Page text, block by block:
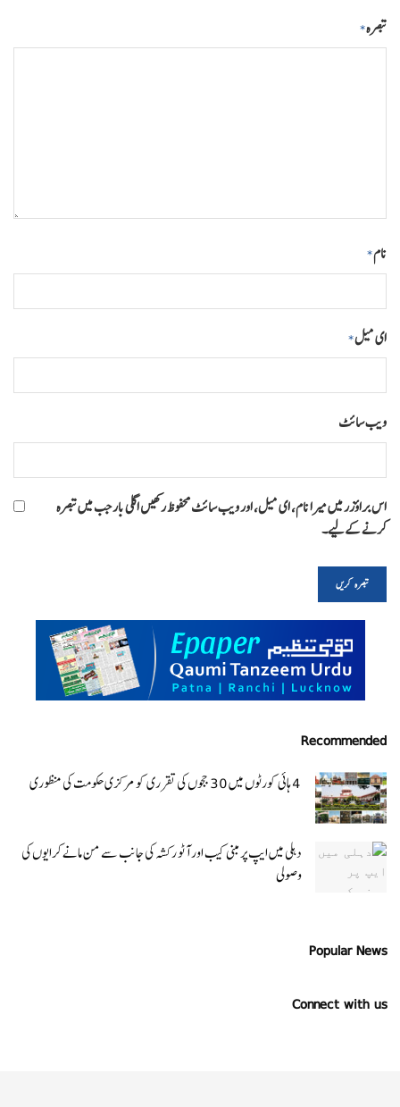
تبصرہ*
نام*
ای میل*
ویب‌ سائٹ
اس براؤزر میں میرا نام، ای میل، اور ویب سائٹ محفوظ رکھیں اگلی بار جب میں تبصرہ
کرنے کےلیے۔
Recommended
دہلی میں ایپ پر مبنی کیب اور آٹو رکشہ کی جانب سے من مانے کرایوں کی
وصولی
Popular News
Connect with us